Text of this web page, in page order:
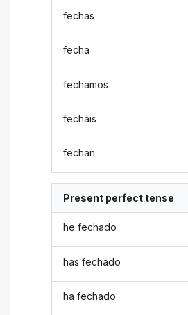
fechas
fecha
fechamos
fecháis
fechan
Present perfect tense
he fechado
has fechado
ha fechado